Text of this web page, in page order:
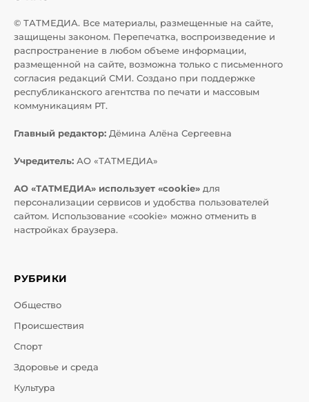
© ТАТМЕДИА. Все материалы, размещенные на сайте,
защищены законом. Перепечатка, воспроизведение и
распространение в любом объеме информации,
размещенной на сайте, возможна только с письменного
согласия редакций СМИ. Создано при поддержке
республиканского агентства по печати и массовым
коммуникациям РТ.
Главный редактор: Дёмина Алёна Сергеевна
Учредитель: АО «ТАТМЕДИА»
АО «ТАТМЕДИА» использует «cookie» для
персонализации сервисов и удобства пользователей
сайтом. Использование «cookie» можно отменить в
настройках браузера.
РУБРИКИ
Общество
Происшествия
Спорт
Здоровье и среда
Культура